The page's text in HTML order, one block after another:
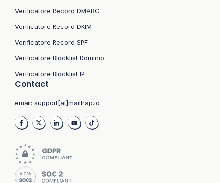
Verificatore Record DMARC
Verificatore Record DKIM
Verificatore Record SPF
Verificatore Blocklist Dominio
Verificatore Blocklist IP
Contact
email: support[at]mailtrap.io